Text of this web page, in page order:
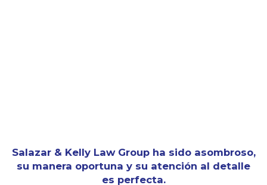
Salazar & Kelly Law Group ha sido asombroso,
su manera oportuna y su atención al detalle
es perfecta.